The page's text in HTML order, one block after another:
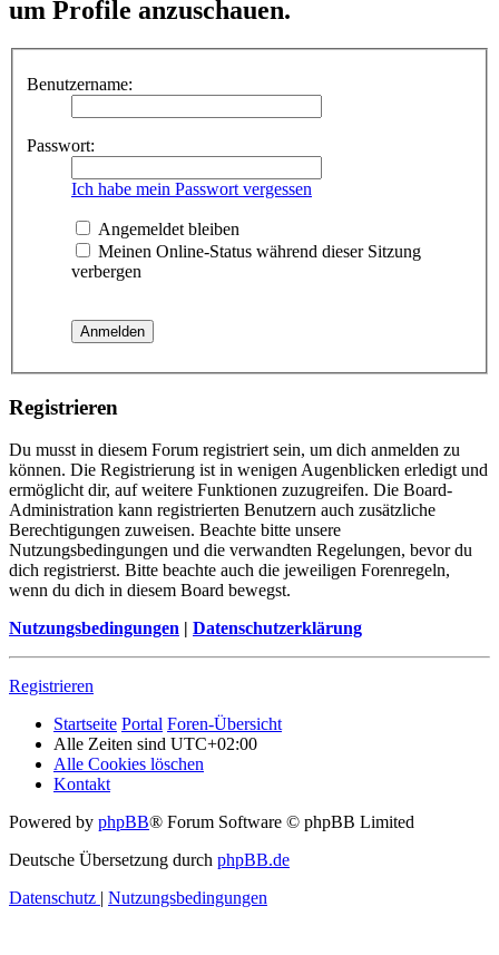
um Profile anzuschauen.
Benutzername:
Passwort:
Ich habe mein Passwort vergessen
Angemeldet bleiben
Meinen Online-Status während dieser Sitzung
verbergen
Registrieren
Du musst in diesem Forum registriert sein, um dich anmelden zu
können. Die Registrierung ist in wenigen Augenblicken erledigt und
ermöglicht dir, auf weitere Funktionen zuzugreifen. Die Board-
Administration kann registrierten Benutzern auch zusätzliche
Berechtigungen zuweisen. Beachte bitte unsere
Nutzungsbedingungen und die verwandten Regelungen, bevor du
dich registrierst. Bitte beachte auch die jeweiligen Forenregeln,
wenn du dich in diesem Board bewegst.
Nutzungsbedingungen | Datenschutzerklärung
Registrieren
Startseite Portal Foren-Übersicht
Alle Zeiten sind UTC+02:00
Alle Cookies löschen
Kontakt
Powered by phpBB® Forum Software © phpBB Limited
Deutsche Übersetzung durch phpBB.de
Datenschutz | Nutzungsbedingungen